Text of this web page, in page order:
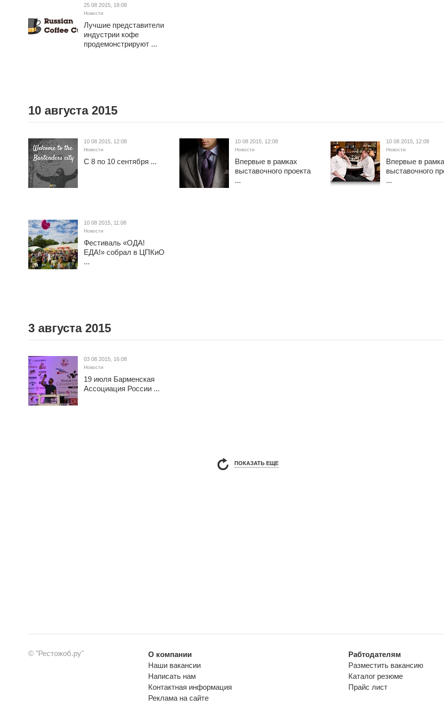
25 08 2015, 18:08
Новости
Лучшие представители
индустрии кофе
продемонстрируют ...
10 августа 2015
10 08 2015, 12:08
Новости
С 8 по 10 сентября ...
10 08 2015, 12:08
Новости
Впервые в рамках
выставочного проекта
...
10 08 2015, 12:08
Новости
Впервые в
выставочного
...
10 08 2015, 11:08
Новости
Фестиваль «ОДА!
ЕДА!» собрал в ЦПКиО
...
3 августа 2015
03 08 2015, 16:08
Новости
19 июля Барменская
Ассоциация России ...
ПОКАЗАТЬ ЕЩЕ
© "Рестожоб.ру"
О компании
Наши вакансии
Написать нам
Контактная информация
Реклама на сайте
Рабтодателям
Разместить вакансию
Каталог резюме
Прайс лист